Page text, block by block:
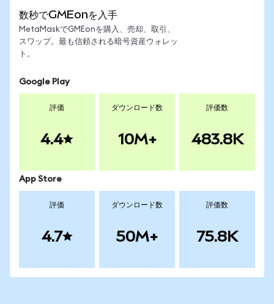
数秒でGMEonを入手
MetaMaskでGMEonを購入、売却、取引、
スワップ。最も信頼される暗号資産ウォレッ
ト。
Google Play
評価
4.4
ダウンロード数
10M+
評価数
483.8K
App Store
評価
4.7
ダウンロード数
50M+
評価数
75.8K